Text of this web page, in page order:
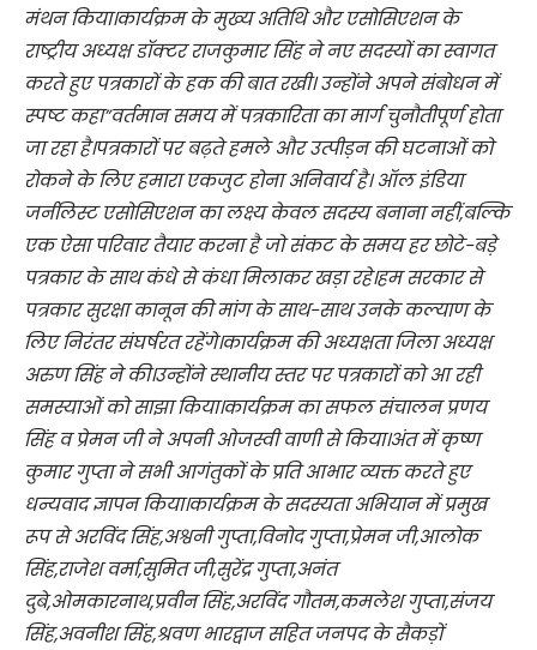
मंथन किया।कार्यक्रम के मुख्य अतिथि और एसोसिएशन के
राष्ट्रीय अध्यक्ष डॉक्टर राजकुमार सिंह ने नए सदस्यों का स्वागत
करते हुए पत्रकारों के हक की बात रखी। उन्होंने अपने संबोधन में
स्पष्ट कहा”वर्तमान समय में पत्रकारिता का मार्ग चुनौतीपूर्ण होता
जा रहा है।पत्रकारों पर बढ़ते हमले और उत्पीड़न की घटनाओं को
रोकने के लिए हमारा एकजुट होना अनिवार्य है। ऑल इंडिया
जर्नलिस्ट एसोसिएशन का लक्ष्य केवल सदस्य बनाना नहीं,बल्कि
एक ऐसा परिवार तैयार करना है जो संकट के समय हर छोटे-बड़े
पत्रकार के साथ कंधे से कंधा मिलाकर खड़ा रहे।हम सरकार से
पत्रकार सुरक्षा कानून की मांग के साथ-साथ उनके कल्याण के
लिए निरंतर संघर्षरत रहेंगे।कार्यक्रम की अध्यक्षता जिला अध्यक्ष
अरुण सिंह ने की।उन्होंने स्थानीय स्तर पर पत्रकारों को आ रही
समस्याओं को साझा किया।कार्यक्रम का सफल संचालन प्रणय
सिंह व प्रेमन जी ने अपनी ओजस्वी वाणी से किया।अंत में कृष्ण
कुमार गुप्ता ने सभी आगंतुकों के प्रति आभार व्यक्त करते हुए
धन्यवाद ज्ञापन किया।कार्यक्रम के सदस्यता अभियान में प्रमुख
रूप से अरविंद सिंह,अश्वनी गुप्ता,विनोद गुप्ता,प्रेमन जी,आलोक
सिंह,राजेश वर्मा,सुमित जी,सुरेंद्र गुप्ता,अनंत
दुबे,ओमकारनाथ,प्रवीन सिंह,अरविंद गौतम,कमलेश गुप्ता,संजय
सिंह,अवनीश सिंह,श्रवण भारद्वाज सहित जनपद के सैकड़ों